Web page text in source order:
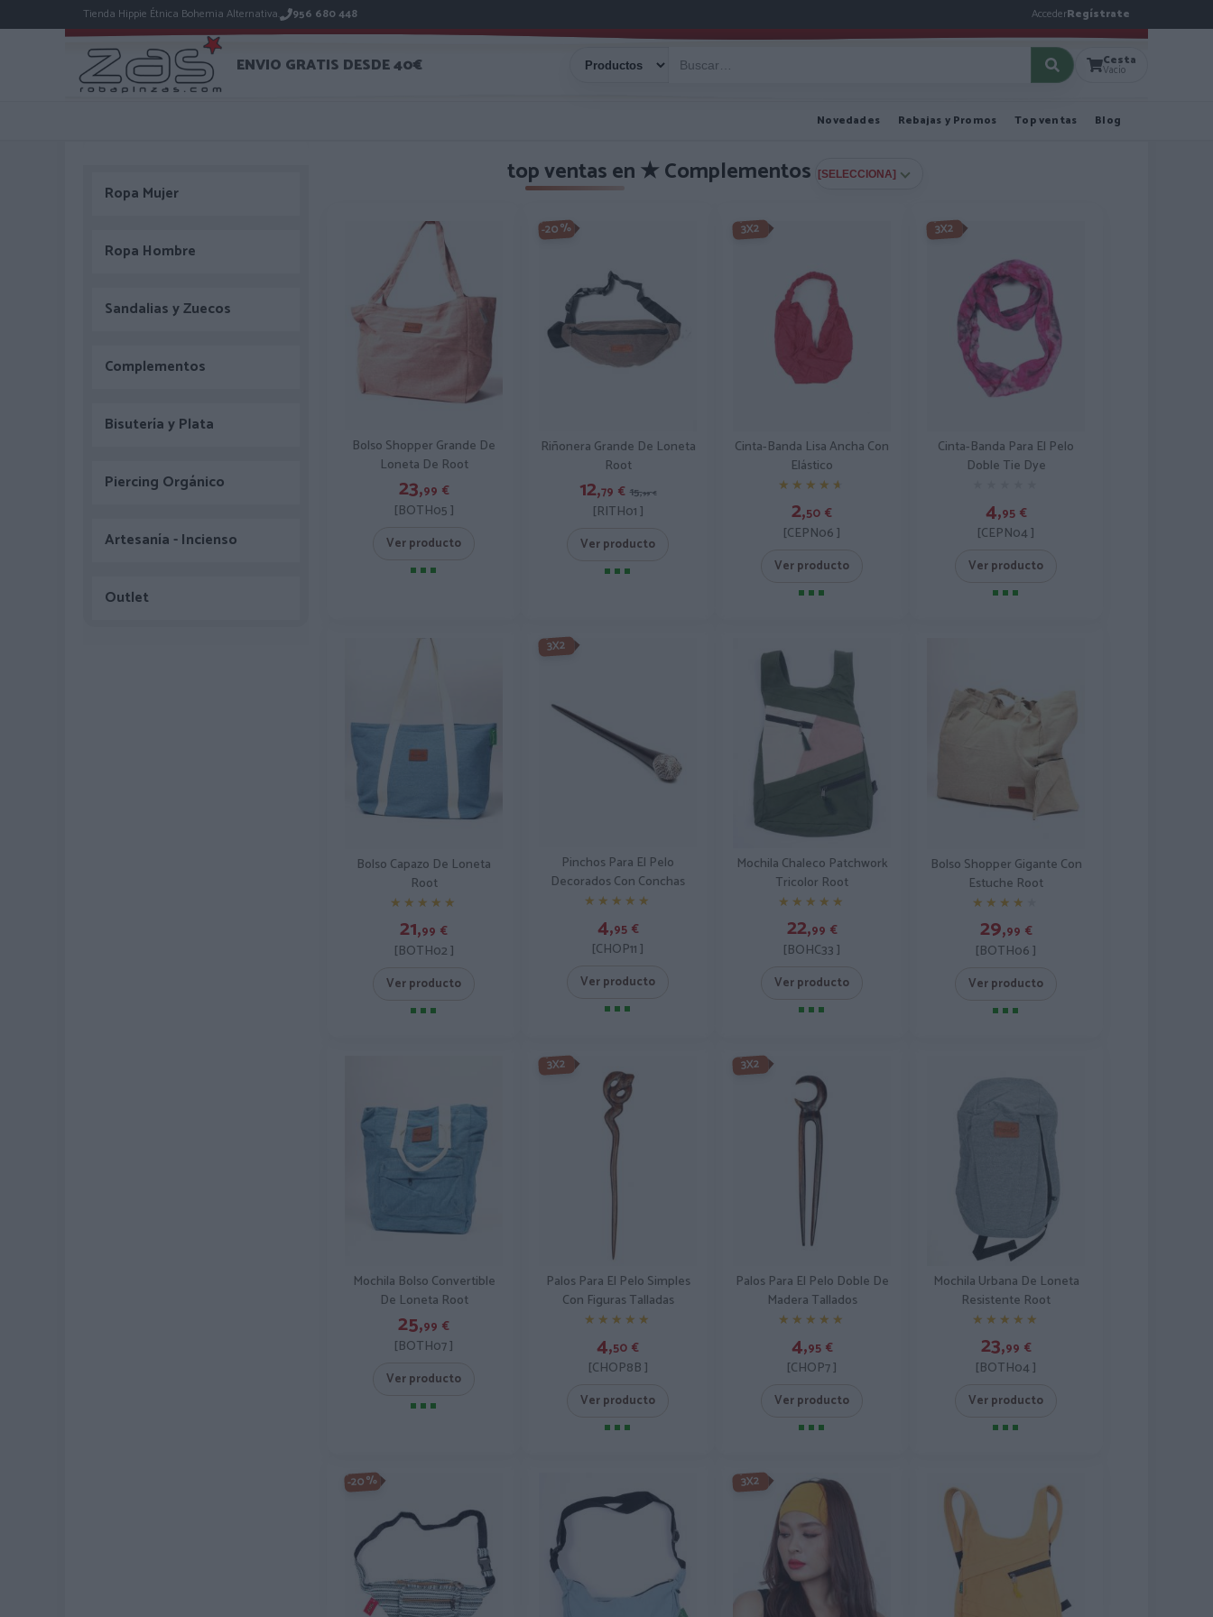
Tienda Hippie Étnica Bohemia Alternativa. 956 680 448 AccederRegístrate
ENVIO GRATIS DESDE 40€ Cesta
Vacío
Novedades Rebajas y Promos Top ventas Blog
Ropa Mujer
Ropa Hombre
Sandalias y Zuecos
Complementos
Bisutería y Plata
Piercing Orgánico
Artesanía - Incienso
Outlet
top ventas en ★ Complementos
Bolso Shopper Grande De
Loneta De Root
23,99 €
[BOTH05 ]
Ver producto
-20%
Riñonera Grande De Loneta
Root
12,79 € 15,99 €
[RITH01 ]
Ver producto
3X2
Cinta-Banda Lisa Ancha Con
Elástico
★★★★★
★★★★★
2,50 €
[CEPN06 ]
Ver producto
3X2
Cinta-Banda Para El Pelo
Doble Tie Dye
4,95 €
[CEPN04 ]
Ver producto
Bolso Capazo De Loneta
Root
★★★★★
★★★★★
21,99 €
[BOTH02 ]
Ver producto
3X2
Pinchos Para El Pelo
Decorados Con Conchas
★★★★★
★★★★★
4,95 €
[CHOP11 ]
Ver producto
Mochila Chaleco Patchwork
Tricolor Root
★★★★★
★★★★★
22,99 €
[BOHC33 ]
Ver producto
Bolso Shopper Gigante Con
Estuche Root
★★★★★
★★★★★
29,99 €
[BOTH06 ]
Ver producto
Mochila Bolso Convertible
De Loneta Root
25,99 €
[BOTH07 ]
Ver producto
3X2
Palos Para El Pelo Simples
Con Figuras Talladas
★★★★★
★★★★★
4,50 €
[CHOP8B ]
Ver producto
3X2
Palos Para El Pelo Doble De
Madera Tallados
★★★★★
★★★★★
4,95 €
[CHOP7 ]
Ver producto
Mochila Urbana De Loneta
Resistente Root
★★★★★
★★★★★
23,99 €
[BOTH04 ]
Ver producto
-20% 3X2